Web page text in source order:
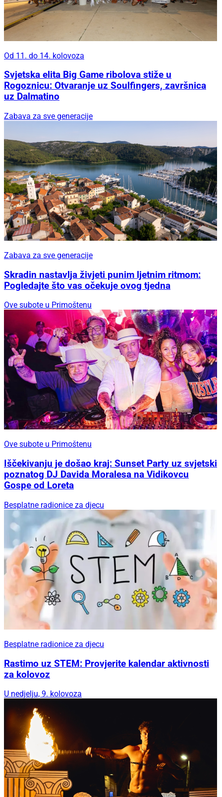
Od 11. do 14. kolovoza
Svjetska elita Big Game ribolova stiže u
Rogoznicu: Otvaranje uz Soulfingers, završnica
uz Dalmatino
Zabava za sve generacije
Zabava za sve generacije
Skradin nastavlja živjeti punim ljetnim ritmom:
Pogledajte što vas očekuje ovog tjedna
Ove subote u Primoštenu
Ove subote u Primoštenu
Iščekivanju je došao kraj: Sunset Party uz svjetski
poznatog DJ Davida Moralesa na Vidikovcu
Gospe od Loreta
Besplatne radionice za djecu
Besplatne radionice za djecu
Rastimo uz STEM: Provjerite kalendar aktivnosti
za kolovoz
U nedjelju, 9. kolovoza